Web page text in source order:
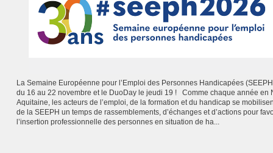
La Semaine Européenne pour l’Emploi des Personnes Handicapées
du 16 au 22 novembre et le DuoDay le jeudi 19 ! Comme chaque année en
Aquitaine, les acteurs de l’emploi, de la formation et du handicap se
de la SEEPH un temps de rassemblements, d’échanges et d’actions pour
l’insertion professionnelle des personnes en situation de ha...